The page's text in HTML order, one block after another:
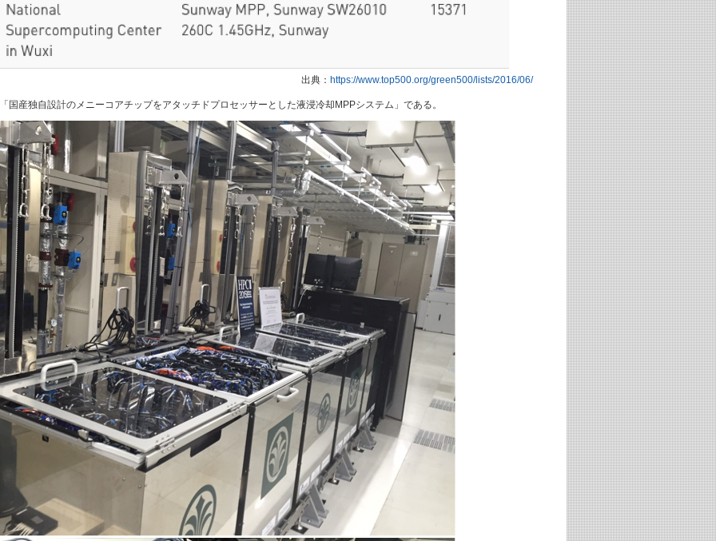
出典： https://www.top500.org/green500/lists/2016/06/
産独自設計のメニーコアチップをアタッチドプロセッサーとした液浸冷却MPPシステム」である。